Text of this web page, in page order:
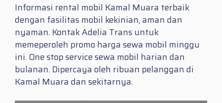
Informasi rental mobil Kamal Muara terbaik
dengan fasilitas mobil kekinian, aman dan
nyaman. Kontak Adelia Trans untuk
memeperoleh promo harga sewa mobil minggu
ini. One stop service sewa mobil harian dan
bulanan. Dipercaya oleh ribuan pelanggan di
Kamal Muara dan sekitarnya.